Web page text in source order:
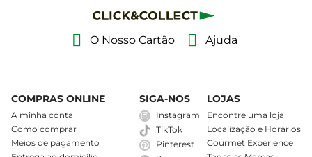
O Nosso Cartão Ajuda
COMPRAS ONLINE
A minha conta
Como comprar
Meios de pagamento
SIGA-NOS
Instagram
TikTok
Pinterest
LOJAS
Encontre uma loja
Localização e Horários
Gourmet Experience